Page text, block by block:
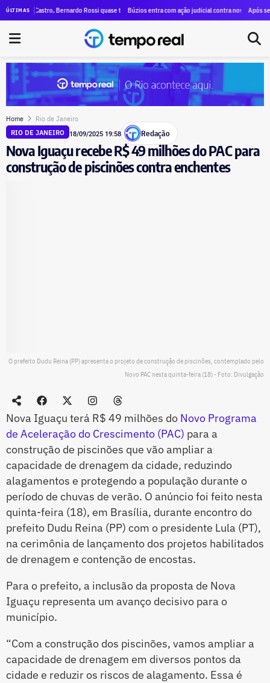
ÚLTIMASsão as vítimas da queda de helicóptero no Rio; passeio foi com portas abertas e custou
Bernardo Rossi quase triplica patrimônio em 12 anos e chega a R$ 2,1 milhões em
Búzios entra com ação judicial contra nove perfis no
Após seis anos
Home Rio de Janeiro
RIO DE JANEIRO 18/09/2025 19:58 Redação
Nova Iguaçu recebe R$ 49 milhões do PAC para
construção de piscinões contra enchentes
O prefeito Dudu Reina (PP) apresenta o projeto de construção de piscinões, contemplado pelo
Novo PAC nesta quinta-feira (18) - Foto: Divulgação
Nova Iguaçu terá R$ 49 milhões do Novo Programa
de Aceleração do Crescimento (PAC) para a
construção de piscinões que vão ampliar a
capacidade de drenagem da cidade, reduzindo
alagamentos e protegendo a população durante o
período de chuvas de verão. O anúncio foi feito nesta
quinta-feira (18), em Brasília, durante encontro do
prefeito Dudu Reina (PP) com o presidente Lula (PT),
na cerimônia de lançamento dos projetos habilitados
de drenagem e contenção de encostas.
Para o prefeito, a inclusão da proposta de Nova
Iguaçu representa um avanço decisivo para o
município.
“Com a construção dos piscinões, vamos ampliar a
capacidade de drenagem em diversos pontos da
cidade e reduzir os riscos de alagamento. Essa é